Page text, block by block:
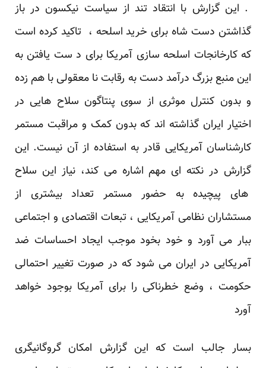
. این گزارش با انتقاد تند از سیاست نیکسون در باز
گذاشتن دست شاه برای خرید اسلحه ، تاکید کرده است
که کارخانجات اسلحه سازی آمریکا برای د ست یافتن به
این منبع بزرگ درآمد دست به رقابت نا معقولی با هم زده
و بدون کنترل موثری از سوی پنتاگون سلاح هایی در
اختیار ایران گذاشته اند که بدون کمک و مراقبت مستمر
کارشناسان آمریکایی قادر به استفاده از آن نیست. این
گزارش در نکته ای مهم اشاره می کند، نیاز این سلاح
های پیچیده به حضور مستمر تعداد بیشتری از
مستشاران نظامی آمریکایی ، تبعات اقتصادی و اجتماعی
ببار می آورد و خود بخود موجب ایجاد احساسات ضد
آمریکایی در ایران می شود که در صورت تغییر احتمالی
حکومت ، وضع خطرناکی را برای آمریکا بوجود خواهد
آورد
بسار جالب است که این گزارش امکان گروگانیگری